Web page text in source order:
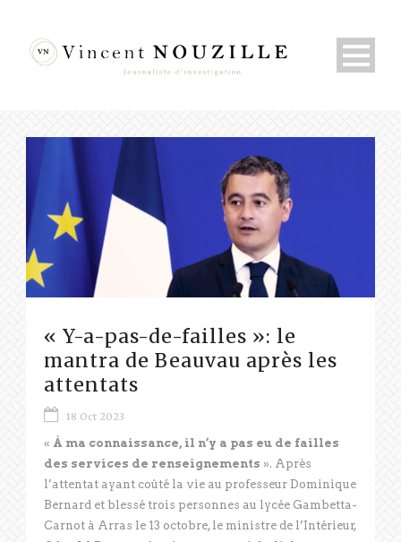
« Y-a-pas-de-failles »: le
mantra de Beauvau après les
attentats
18 Oct 2023
« À ma connaissance, il n’y a pas eu de failles
des services de renseignements ». Après
l’attentat ayant coûté la vie au professeur Dominique
Bernard et blessé trois personnes au lycée Gambetta-
Carnot à Arras le 13 octobre, le ministre de l’Intérieur,